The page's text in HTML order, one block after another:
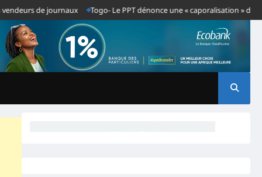
de journaux Togo- Le PPT dénonce une « caporalisation » de la